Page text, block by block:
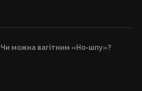
Чи можна вагітним «Но-шпу»?